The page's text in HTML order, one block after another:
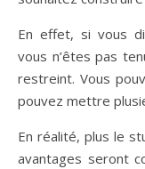
En effet, si vous
vous n’êtes pas
restreint. Vous
pouvez mettre
En réalité, plus le
avantages seront